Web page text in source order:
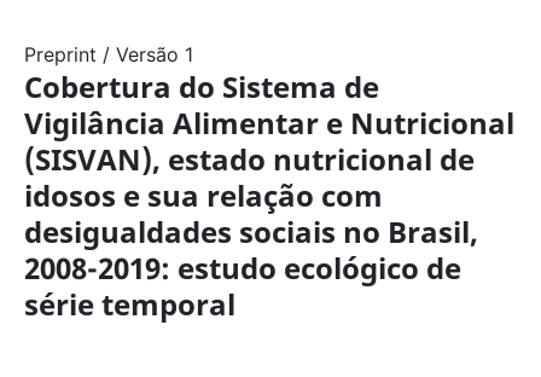
Preprint / Versão 1
Cobertura do Sistema de
Vigilância Alimentar e Nutricional
(SISVAN), estado nutricional de
idosos e sua relação com
desigualdades sociais no Brasil,
2008-2019: estudo ecológico de
série temporal